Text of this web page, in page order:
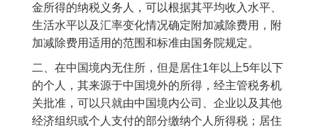
金所得的纳税义务人，可以根据其平均收入水平、
生活水平以及汇率变化情况确定附加减除费用，附
加减除费用适用的范围和标准由国务院规定。
二、在中国境内无住所，但是居住1年以上5年以下
的个人，其来源于中国境外的所得，经主管税务机
关批准，可以只就由中国境内公司、企业以及其他
经济组织或个人支付的部分缴纳个人所得税；居住